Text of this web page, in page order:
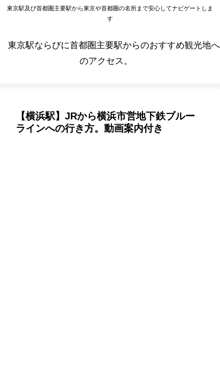
東京駅及び首都圏主要駅から東京や首都圏の名所まで安心してナビゲートしま
す
東京駅ならびに首都圏主要駅からのおすすめ観光地へ
のアクセス。
【横浜駅】JRから横浜市営地下鉄ブルー
ラインへの行き方。動画案内付き